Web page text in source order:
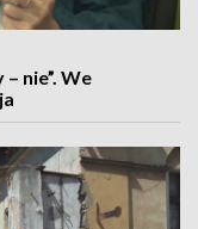
nie”. We